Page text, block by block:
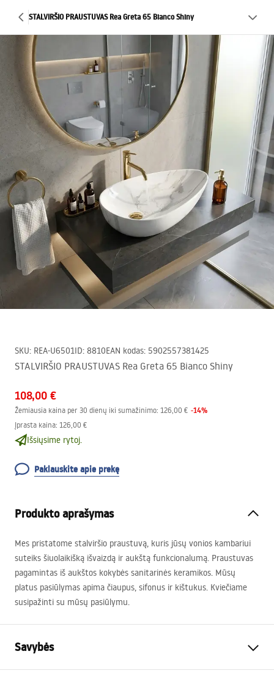
STALVIRŠIO PRAUSTUVAS Rea Greta 65 Bianco Shiny
SKU: REA-U6501ID: 8810EAN kodas: 5902557381425
STALVIRŠIO PRAUSTUVAS Rea Greta 65 Bianco Shiny
108,00 €
Žemiausia kaina per 30 dienų iki sumažinimo: 126,00 € -14%
Įprasta kaina: 126,00 €
Išsiųsime rytoj.
Paklauskite apie prekę
Produkto aprašymas
Mes pristatome stalviršio praustuvą, kuris jūsų vonios kambariui
suteiks šiuolaikišką išvaizdą ir aukštą funkcionalumą. Praustuvas
pagamintas iš aukštos kokybės sanitarinės keramikos. Mūsų
platus pasiūlymas apima čiaupus, sifonus ir kištukus. Kviečiame
susipažinti su mūsų pasiūlymu.
Savybės